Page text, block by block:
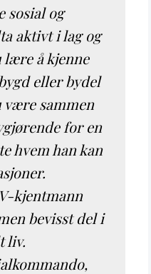
sosial og
aktivt i lag og
lære å kjenne
eller bydel
være sammen
for en
hvem han kan
kjentmann
bevisst del i
liv.